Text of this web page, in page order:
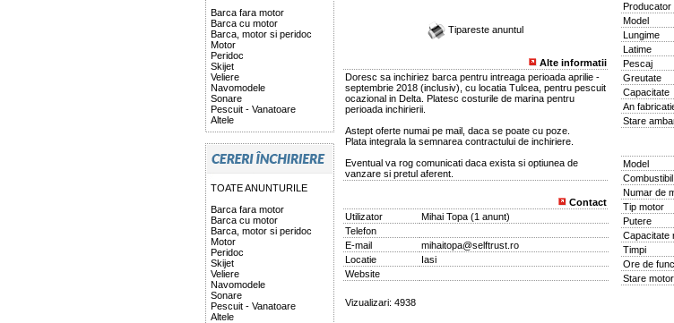
Barca fara motor
Barca cu motor
Barca, motor si peridoc
Motor
Peridoc
Skijet
Veliere
Navomodele
Sonare
Pescuit - Vanatoare
Altele
TOATE ANUNTURILE
Barca fara motor
Barca cu motor
Barca, motor si peridoc
Motor
Peridoc
Skijet
Veliere
Navomodele
Sonare
Pescuit - Vanatoare
Altele
Tipareste anuntul
Alte informatii
Doresc sa inchiriez barca pentru intreaga perioada aprilie -
septembrie 2018 (inclusiv), cu locatia Tulcea, pentru pescuit
ocazional in Delta. Platesc costurile de marina pentru
perioada inchirierii.
Astept oferte numai pe mail, daca se poate cu poze.
Plata integrala la semnarea contractului de inchiriere.
Eventual va rog comunicati daca exista si optiunea de
vanzare si pretul aferent.
Contact
Utilizator
Mihai Topa(1 anunt)
Telefon
E-mail
mihaitopa@selftrust.ro
Locatie
Iasi
Website
Vizualizari: 4938
Producator
Model
Lungime
Latime
Pescaj
Greutate
Capacitate
An
Stare
Model
Combustibil
Numar de
Tip motor
Putere
Capacitate
Timpi
Ore de
Stare motor